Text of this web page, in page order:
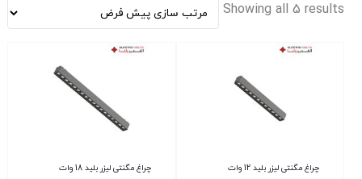
Showing all 5 results
چراغ مگنتی لیزر بلید 12 وات چراغ مگنتی لیزر بلید 18 وات